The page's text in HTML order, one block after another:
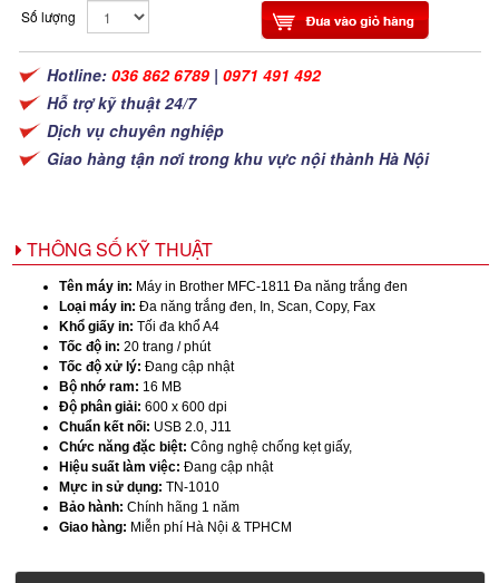
Số lượng
Hotline: 036 862 6789 | 0971 491 492
Hỗ trợ kỹ thuật 24/7
Dịch vụ chuyên nghiệp
Giao hàng tận nơi trong khu vực nội thành Hà Nội
THÔNG SỐ KỸ THUẬT
Tên máy in: Máy in Brother MFC-1811 Đa năng trắng đen
Loại máy in: Đa năng trắng đen, In, Scan, Copy, Fax
Khổ giấy in: Tối đa khổ A4
Tốc độ in: 20 trang / phút
Tốc độ xử lý: Đang cập nhật
Bộ nhớ ram: 16 MB
Độ phân giải: 600 x 600 dpi
Chuẩn kết nối: USB 2.0, J11
Chức năng đặc biệt: Công nghệ chống kẹt giấy,
Hiệu suất làm việc: Đang cập nhật
Mực in sử dụng: TN-1010
Bảo hành: Chính hãng 1 năm
Giao hàng: Miễn phí Hà Nội & TPHCM